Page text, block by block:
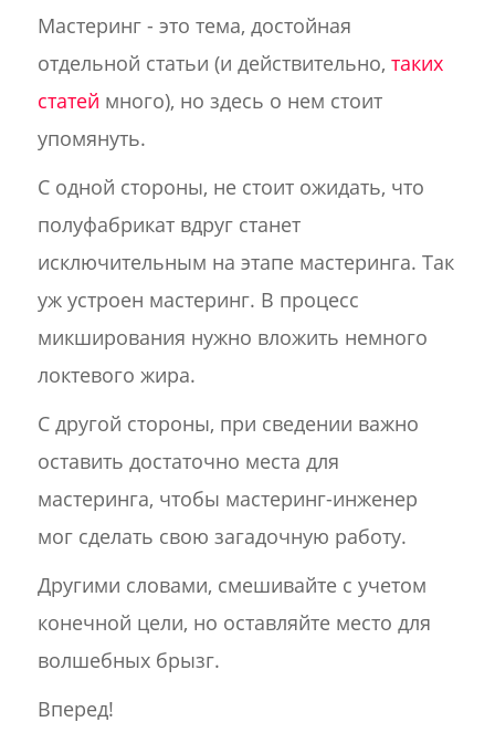
Мастеринг - это тема, достойная
отдельной статьи (и действительно, таких
статей много), но здесь о нем стоит
упомянуть.
С одной стороны, не стоит ожидать, что
полуфабрикат вдруг станет
исключительным на этапе мастеринга. Так
уж устроен мастеринг. В процесс
микширования нужно вложить немного
локтевого жира.
С другой стороны, при сведении важно
оставить достаточно места для
мастеринга, чтобы мастеринг-инженер
мог сделать свою загадочную работу.
Другими словами, смешивайте с учетом
конечной цели, но оставляйте место для
волшебных брызг.
Вперед!